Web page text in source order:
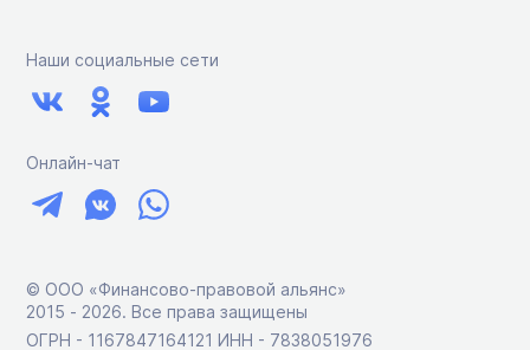
Наши социальные сети
Онлайн-чат
© ООО «Финансово-правовой альянс»
2015 ‑ 2026. Все права защищены
ОГРН - 1167847164121 ИНН - 7838051976